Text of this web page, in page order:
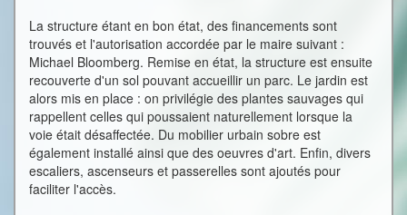
La structure étant en bon état, des financements sont
trouvés et l'autorisation accordée par le maire suivant :
Michael Bloomberg. Remise en état, la structure est ensuite
recouverte d'un sol pouvant accueillir un parc. Le jardin est
alors mis en place : on privilégie des plantes sauvages qui
rappellent celles qui poussaient naturellement lorsque la
voie était désaffectée. Du mobilier urbain sobre est
également installé ainsi que des oeuvres d'art. Enfin, divers
escaliers, ascenseurs et passerelles sont ajoutés pour
faciliter l'accès.